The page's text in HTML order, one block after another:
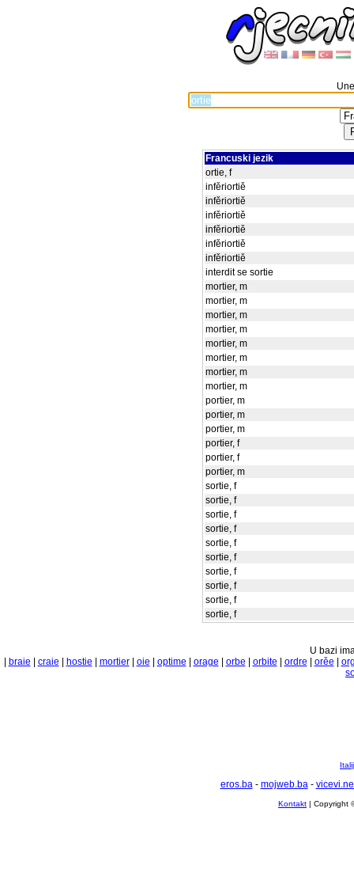
Francuski jezik
ortie, f
infěriortiě
infěriortiě
infěriortiě
infěriortiě
infěriortiě
infěriortiě
interdit se sortie
mortier, m
mortier, m
mortier, m
mortier, m
mortier, m
mortier, m
mortier, m
mortier, m
portier, m
portier, m
portier, m
portier, f
portier, f
portier, m
sortie, f
sortie, f
sortie, f
sortie, f
sortie, f
sortie, f
sortie, f
sortie, f
sortie, f
sortie, f
U bazi
braie craie hostie mortier| oie optime orage orbe orbite ordre orěe
eros.ba- mojweb.ba-
Kontakt | Copyright